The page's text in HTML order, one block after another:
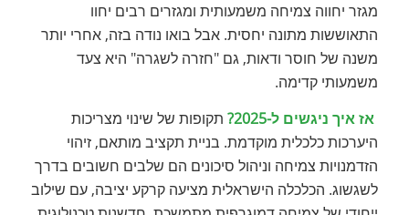
מגזר יחווה צמיחה משמעותית ומגזרים רבים יחוו
התאוששות מתונה יחסית. אבל בואו נודה בזה, אחרי יותר
משנה של חוסר ודאות, גם "חזרה לשגרה" היא צעד
משמעותי קדימה.
אז איך ניגשים ל-2025?
תקופות של שינוי מצריכות
היערכות כלכלית מוקדמת. בניית תקציב מותאם, זיהוי
הזדמנויות צמיחה וניהול סיכונים הם שלבים חשובים בדרך
לשגשוג. הכלכלה הישראלית מציעה קרקע יציבה, עם שילוב